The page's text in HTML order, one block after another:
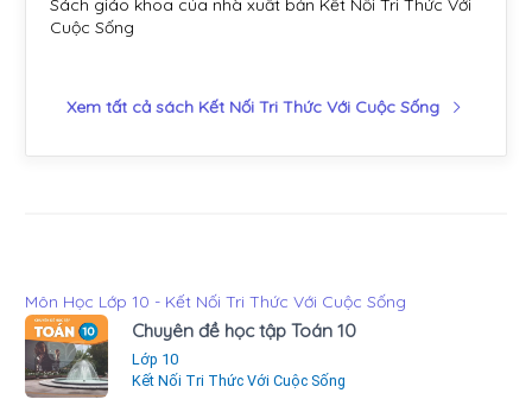
Sách giáo khoa của nhà xuất bản Kết Nối Tri Thức Với
Cuộc Sống
Xem tất cả sách Kết Nối Tri Thức Với Cuộc Sống
Môn Học Lớp 10 - Kết Nối Tri Thức Với Cuộc Sống
Chuyên đề học tập Toán 10
Lớp 10
Kết Nối Tri Thức Với Cuộc Sống